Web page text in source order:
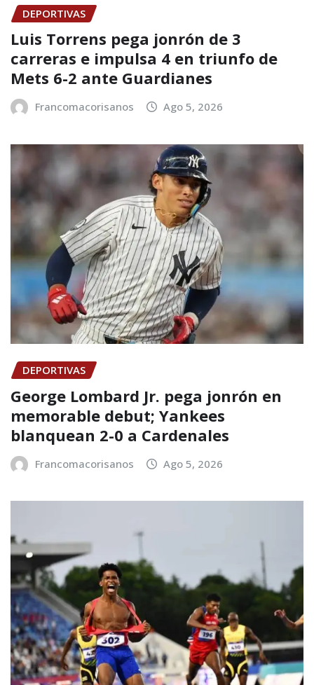
DEPORTIVAS
Luis Torrens pega jonrón de 3
carreras e impulsa 4 en triunfo de
Mets 6-2 ante Guardianes
Francomacorisanos Ago 5, 2026
DEPORTIVAS
George Lombard Jr. pega jonrón en
memorable debut; Yankees
blanquean 2-0 a Cardenales
Francomacorisanos Ago 5, 2026